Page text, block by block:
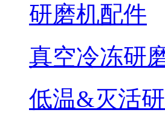
研磨机配件
真空冷冻研
低温&灭活